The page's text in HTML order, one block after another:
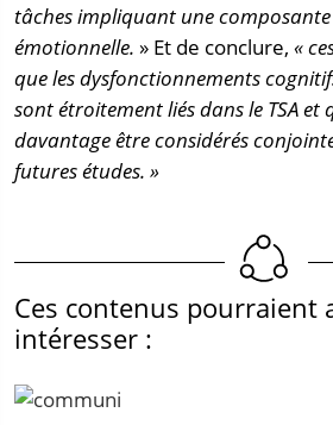
tâches impliquant une
émotionnelle. » Et de conclure, «
que les dysfonctionnements
sont étroitement liés dans le TSA et
davantage être considérés
futures études. »
Ces contenus pourraient
intéresser :